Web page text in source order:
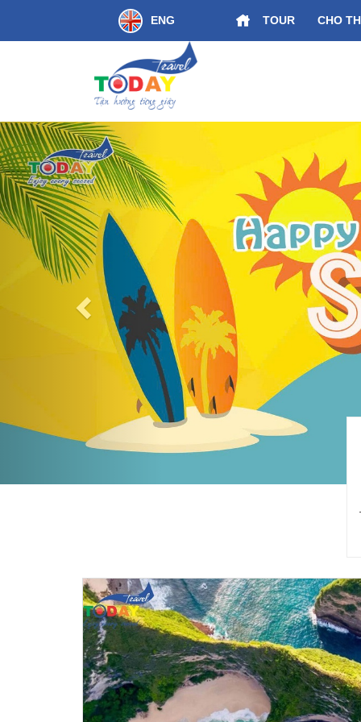
ENG TOUR CHO
Nối Di Sản Miền Trung Huế - Đà Nẵng
Previous